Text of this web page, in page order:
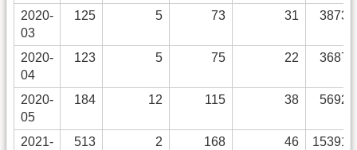
2020-
03
125 5 73 31 3873
2020-
04
123 5 75 22 3687
2020-
05
184 12 115 38 5692
2021-
513 2 168 46 15391